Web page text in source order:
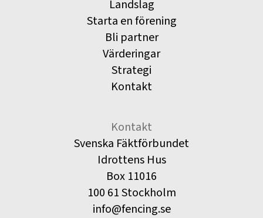
Landslag
Starta en förening
Bli partner
Värderingar
Strategi
Kontakt
Kontakt
Svenska Fäktförbundet
Idrottens Hus
Box 11016
100 61 Stockholm
info@fencing.se